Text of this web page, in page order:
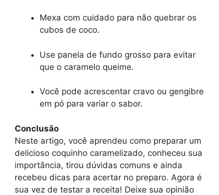
Mexa com cuidado para não quebrar os
cubos de coco.
Use panela de fundo grosso para evitar
que o caramelo queime.
Você pode acrescentar cravo ou gengibre
em pó para variar o sabor.
Conclusão
Neste artigo, você aprendeu como preparar um
delicioso coquinho caramelizado, conheceu sua
importância, tirou dúvidas comuns e ainda
recebeu dicas para acertar no preparo. Agora é
sua vez de testar a receita! Deixe sua opinião